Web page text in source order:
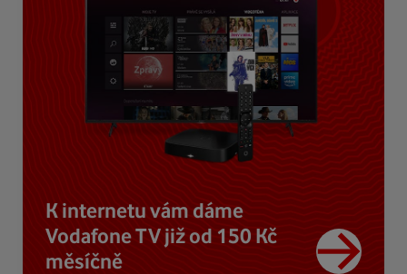
K internetu vám dáme
Vodafone TV již od 150 Kč
měsíčně